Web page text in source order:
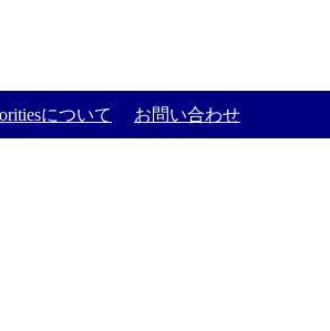
について お問い合わせ